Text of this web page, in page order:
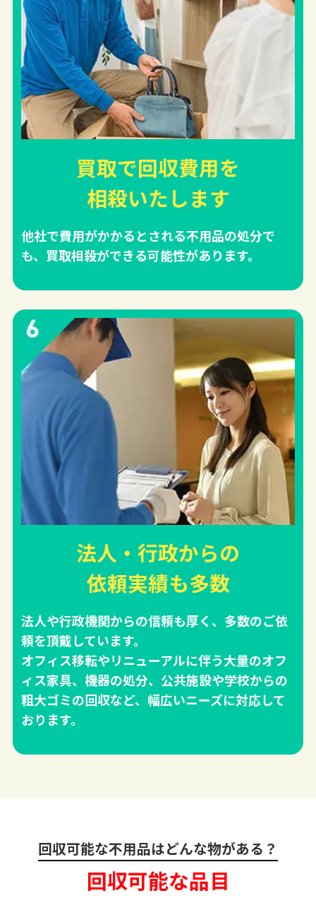
買取で回収費用を
相殺いたします
他社で費用がかかるとされる不用品の処分で
も、買取相殺ができる可能性があります。
法人・行政からの
依頼実績も多数
法人や行政機関からの信頼も厚く、多数のご依
頼を頂戴しています。
オフィス移転やリニューアルに伴う大量のオフ
ィス家具、機器の処分、公共施設や学校からの
粗大ゴミの回収など、幅広いニーズに対応して
おります。
回収可能な不用品はどんな物がある？
回収可能な品目